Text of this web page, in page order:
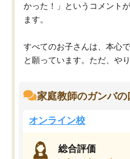
かった！」というコメント
ます。
すべてのお子さんは、本心
と願っています。ただ、やり
家庭教師のガンバの
オンライン校
総合評価